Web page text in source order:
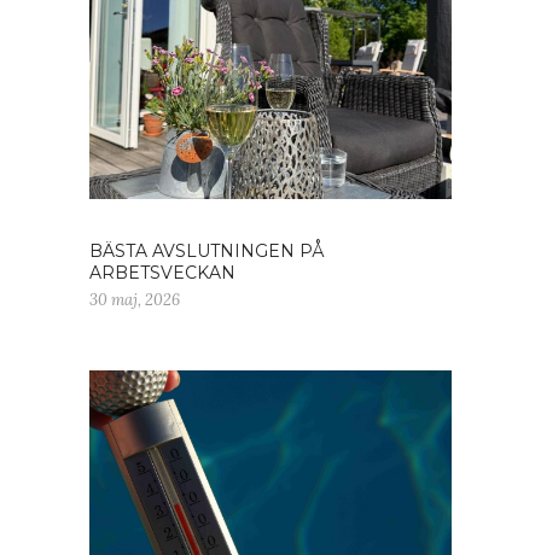
BÄSTA AVSLUTNINGEN PÅ
ARBETSVECKAN
30 maj, 2026